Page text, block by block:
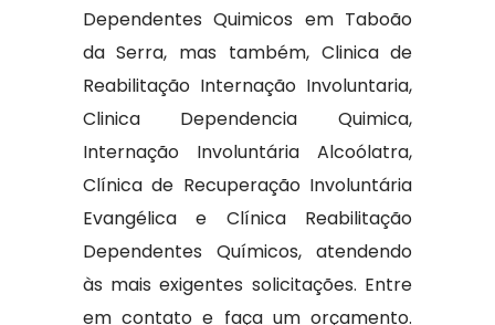
Dependentes Quimicos em Taboão
da Serra, mas também, Clinica de
Reabilitação Internação Involuntaria,
Clinica Dependencia Quimica,
Internação Involuntária Alcoólatra,
Clínica de Recuperação Involuntária
Evangélica e Clínica Reabilitação
Dependentes Químicos, atendendo
às mais exigentes solicitações. Entre
em contato e faça um orçamento.